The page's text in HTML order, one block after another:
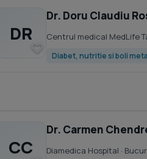
DR
Dr. Doru Claudiu
Centrul medical MedLife
Diabet, nutritie si boli
CC
Dr. Carmen
Diamedica Hospital ·